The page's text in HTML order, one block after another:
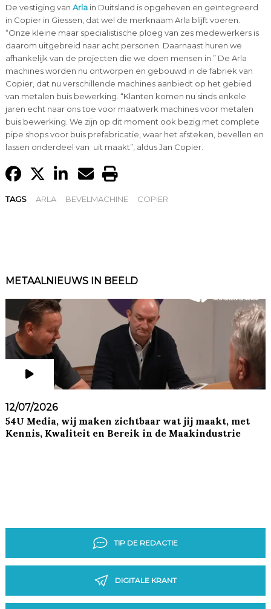
De vestiging van Arlain Duitsland is opgeheven en geïntegreerd
in Copier in Giessen, dat wel de merknaam Arla blijft voeren.
“Onze kleine maar specialistische ploeg van zes medewerkers is
daarom uitgebreid naar acht personen. Daarnaast huren we
afhankelijk van de projecten die we doen mensen in.” De Arla
machines worden nu ontworpen en gebouwd in de fabriek van
Copier, dat nu verschillende machines aanbiedt op het gebied
van metalen buis bewerking. “Klanten komen nu sinds enkele
jaren echt naar ons toe voor maatwerk machines voor metalen
buis bewerking. We zijn op dit moment ook bezig met complete
pipe shops voor buis prefabricatie, waar het afsteken, bevellen en
lassen onderdeel van uit maakt”, aldus Jan Copier.
TAGS ARLA BEVELMACHINE COPIER
METAALNIEUWS IN BEELD
12/07/2026
54U Media, wij maken zichtbaar wat jij maakt, met
Kennis, Kwaliteit en Bereik in de Maakindustrie
TIP DE REDACTIE
DIGITALE KRANT